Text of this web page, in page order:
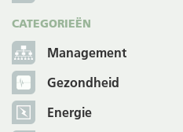
CATEGORIEËN
Management
Gezondheid
Energie